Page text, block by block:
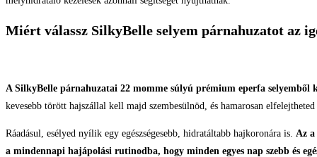
Miért válassz SilkyBelle selyem párnahuzatot az
A SilkyBelle párnahuzatai 22 momme súlyú prémium eperfa selyemből
kevesebb törött hajszállal kell majd szembesülnöd, és hamarosan
Ráadásul, esélyed nyílik egy egészségesebb, hidratáltabb hajkoronára is. Az
a mindennapi hajápolási rutinodba, hogy minden egyes nap szebb és